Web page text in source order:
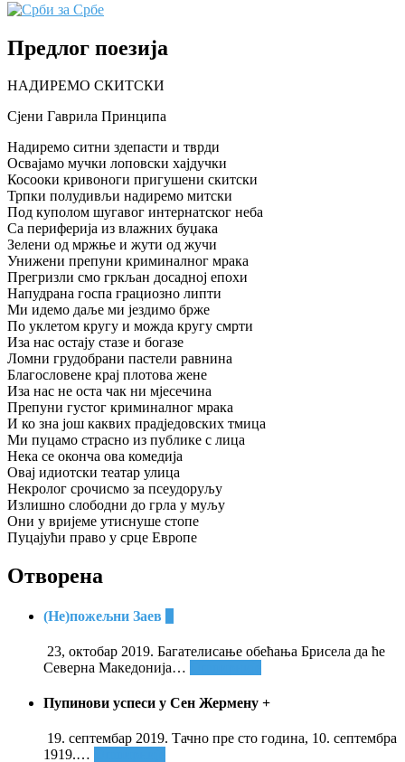
Предлог поезија
НАДИРЕМО СКИТСКИ
Сјени Гаврила Принципа
Надиремо ситни здепасти и тврди
Освајамо мучки лоповски хајдучки
Косооки кривоноги пригушени скитски
Трпки полудивљи надиремо митски
Под куполом шугавог интернатског неба
Са периферија из влажних буџака
Зелени од мржње и жути од жучи
Унижени препуни криминалног мрака
Прегризли смо гркљан досадној епохи
Напудрана госпа грациозно липти
Ми идемо даље ми јездимо брже
По уклетом кругу и можда кругу смрти
Иза нас остају стазе и богазе
Ломни грудобрани пастели равнина
Благословене крај плотова жене
Иза нас не оста чак ни мјесечина
Препуни густог криминалног мрака
И ко зна још каквих прадједовских тмица
Ми пуцамо страсно из публике с лица
Нека се оконча ова комедија
Овај идиотски театар улица
Некролог срочисмо за псеудоруљу
Излишно слободни до грла у муљу
Они у вријеме утиснуше стопе
Пуцајући право у срце Европе
Отворена
(Не)пожељни Заев
23, октобар 2019. Багателисање обећања Брисела да ће
Северна Македонија…
Пупинови успеси у Сен Жермену +
19. септембар 2019. Тачно пре сто година, 10. септембра
1919.…